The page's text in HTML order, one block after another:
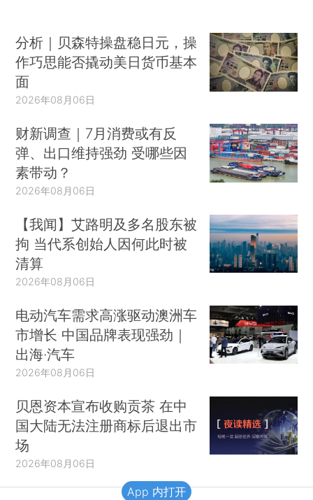
分析｜贝森特操盘稳日元，操
作巧思能否撬动美日货币基本
面
2026年08月06日
财新调查｜7月消费或有反
弹、出口维持强劲 受哪些因
素带动？
2026年08月06日
【我闻】艾路明及多名股东被
拘 当代系创始人因何此时被
清算
2026年08月06日
电动汽车需求高涨驱动澳洲车
市增长 中国品牌表现强劲｜
出海·汽车
2026年08月06日
贝恩资本宣布收购贡茶 在中
国大陆无法注册商标后退出市
场
2026年08月06日
App 内打开